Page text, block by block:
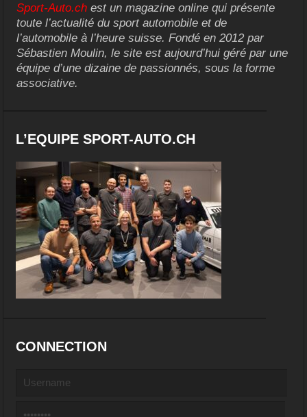
Sport-Auto.ch est un magazine online qui présente
toute l’actualité du sport automobile et de
l’automobile à l’heure suisse. Fondé en 2012 par
Sébastien Moulin, le site est aujourd’hui géré par une
équipe d’une dizaine de passionnés, sous la forme
associative.
L’EQUIPE SPORT-AUTO.CH
CONNECTION